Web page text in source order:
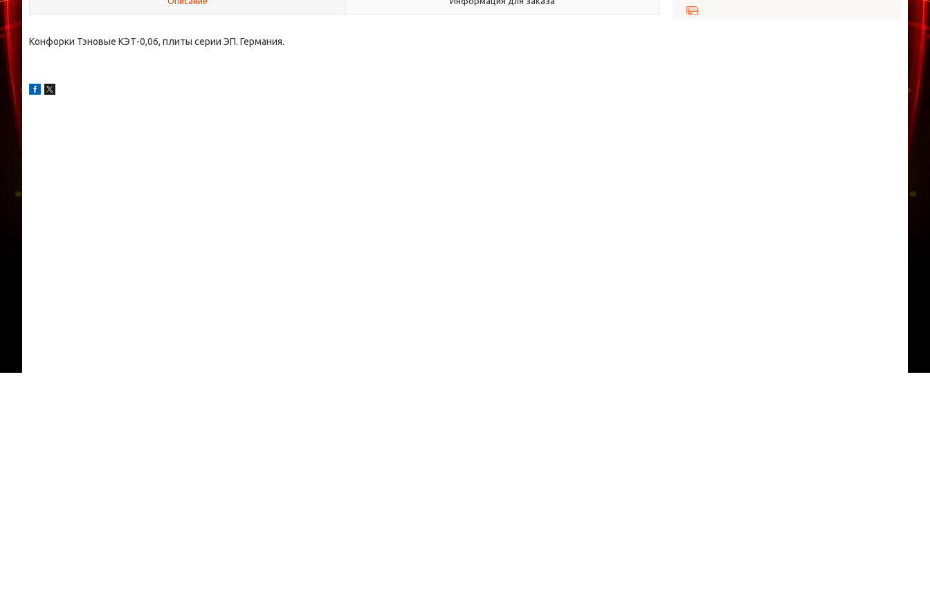
Конфорки Тэновые КЭТ-0,06, плиты серии ЭП. Германия.